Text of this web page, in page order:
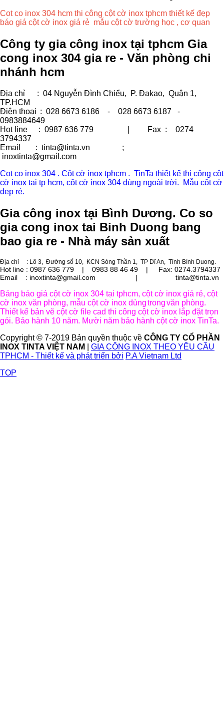
Cot co inox 304 hcm thi công cột cờ inox tphcm thiết kế đẹp
báo giá cột cờ inox giá rẻ mẫu cột cờ trường học , cơ quan
Công ty gia công inox tại tphcm Gia
cong inox 304 gia re - Văn phòng chi
nhánh hcm
Địa chỉ
: 04 Nguyễn Đình Chiểu, P. Đakao, Quận 1,
TP.HCM
Điện thoại : 028 6673 6186 - 028 6673 6187 -
0983884649
Hot line
: 0987 636 779 | Fax :
0274
3794337
Email
: tinta@tinta.vn ;
inoxtinta@gmail.com
Cot co inox 304 . Cột cờ inox tphcm . TinTa thiết kế thi công cột
cờ inox tại tp hcm, cột cờ inox 304 dùng ngoài trời. Mẫu cột cờ
đẹp rẻ.
Gia công inox tại Bình Dương. Co so
gia cong inox tai Binh Duong bang
bao gia re - Nhà máy sản xuất
Địa chỉ : Lô 3, Đường số 10, KCN Sóng Thần 1, TP Dĩ An, Tỉnh Bình Duong.
Hot line : 0987 636 779 | 0983 88 46 49 |
Fax: 0274.3794337
Email : inoxtinta@gmail.com | tinta@tinta.vn
Bảng báo giá cột cờ inox 304 tại tphcm, cột cờ inox giá rẻ, cột
cờ inox văn phòng, mẫu cột cờ inox dùngtrongvăn phòng.
Thiết kế bản vẽ cột cờ file cad thi công cột cờ inox lắp đặt trọn
gói. Bảo hành 10 năm. Mười năm bảo hành cột cờ inox TinTa.
Copyright © 7-2019 Bản quyền thuộc về CÔNG TY CỔ PHẦN
INOX TINTA VIỆT NAM
GIA CÔNG INOX THEO YÊU CẦU
TPHCM - Thiết kế và phát triển bởi P.A Vietnam Ltd
TOP